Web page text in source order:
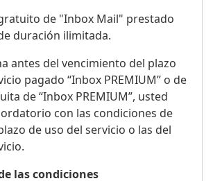
de "Inbox Mail" prestado
duración ilimitada.
antes del vencimiento del plazo
pagado “Inbox PREMIUM” o de
de “Inbox PREMIUM”, usted
con las condiciones de
de uso del servicio o las del
las condiciones